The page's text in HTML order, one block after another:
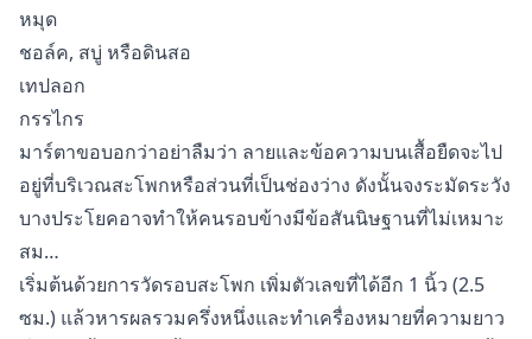
หมุด
ชอล์ค, สบู่ หรือดินสอ
เทปลอก
กรรไกร
มาร์ตาขอบอกว่าอย่าลืมว่า ลายและข้อความบนเสื้อยืดจะไป
อยู่ที่บริเวณสะโพกหรือส่วนที่เป็นช่องว่าง ดังนั้นจงระมัดระวัง
บางประโยคอาจทำให้คนรอบข้างมีข้อสันนิษฐานที่ไม่เหมาะ
สม…
เริ่มต้นด้วยการวัดรอบสะโพก เพิ่มตัวเลขที่ได้อีก 1 นิ้ว (2.5
ซม.) แล้วหารผลรวมครึ่งหนึ่งและทำเครื่องหมายที่ความยาว